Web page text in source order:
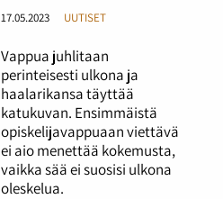
17.05.2023 UUTISET
Vappua juhlitaan
perinteisesti ulkona ja
haalarikansa täyttää
katukuvan. Ensimmäistä
opiskelijavappuaan viettävä
ei aio menettää kokemusta,
vaikka sää ei suosisi ulkona
oleskelua.